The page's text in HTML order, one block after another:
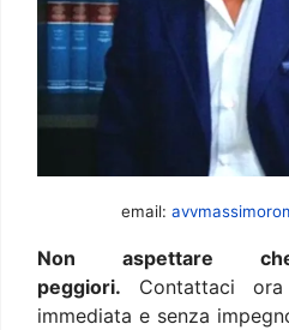
email:
Non aspettare
peggiori. Contattaci
immediata e senza